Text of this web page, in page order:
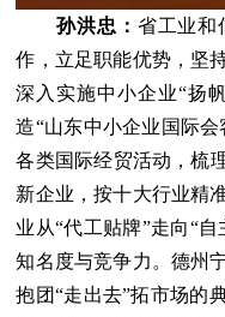
孙洪忠 ： 省工业和
作，立足职能优势，坚
深入实施中小企业“扬
造“山东中小企业国际
各类国际经贸活动，梳
新企业，按十大行业精
业从“代工贴牌”走向“
知名度与竞争力。德州
抱团“走出去”拓市场的